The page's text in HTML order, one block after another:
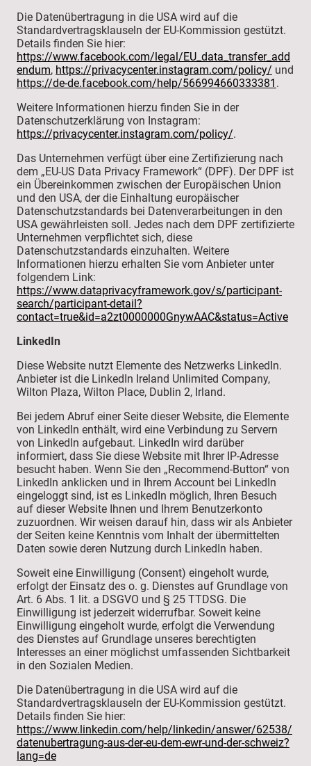
Die Datenübertragung in die USA wird auf die
Standardvertragsklauseln der EU-Kommission gestützt.
Details finden Sie hier:
https://www.facebook.com/legal/EU_data_transfer_add
endum, https://privacycenter.instagram.com/policy/ und
https://de-de.facebook.com/help/566994660333381 .
Weitere Informationen hierzu finden Sie in der
Datenschutzerklärung von Instagram:
https://privacycenter.instagram.com/policy/.
Das Unternehmen verfügt über eine Zertifizierung nach
dem „EU-US Data Privacy Framework“ (DPF). Der DPF ist
ein Übereinkommen zwischen der Europäischen Union
und den USA, der die Einhaltung europäischer
Datenschutzstandards bei Datenverarbeitungen in den
USA gewährleisten soll. Jedes nach dem DPF zertifizierte
Unternehmen verpflichtet sich, diese
Datenschutzstandards einzuhalten. Weitere
Informationen hierzu erhalten Sie vom Anbieter unter
folgendem Link:
https://www.dataprivacyframework.gov/s/participant-
search/participant-detail?
contact=true&id=a2zt0000000GnywAAC&status=Active
LinkedIn
Diese Website nutzt Elemente des Netzwerks LinkedIn.
Anbieter ist die LinkedIn Ireland Unlimited Company,
Wilton Plaza, Wilton Place, Dublin 2, Irland.
Bei jedem Abruf einer Seite dieser Website, die Elemente
von LinkedIn enthält, wird eine Verbindung zu Servern
von LinkedIn aufgebaut. LinkedIn wird darüber
informiert, dass Sie diese Website mit Ihrer IP-Adresse
besucht haben. Wenn Sie den „Recommend-Button“ von
LinkedIn anklicken und in Ihrem Account bei LinkedIn
eingeloggt sind, ist es LinkedIn möglich, Ihren Besuch
auf dieser Website Ihnen und Ihrem Benutzerkonto
zuzuordnen. Wir weisen darauf hin, dass wir als Anbieter
der Seiten keine Kenntnis vom Inhalt der übermittelten
Daten sowie deren Nutzung durch LinkedIn haben.
Soweit eine Einwilligung (Consent) eingeholt wurde,
erfolgt der Einsatz des o. g. Dienstes auf Grundlage von
Art. 6 Abs. 1 lit. a DSGVO und § 25 TTDSG. Die
Einwilligung ist jederzeit widerrufbar. Soweit keine
Einwilligung eingeholt wurde, erfolgt die Verwendung
des Dienstes auf Grundlage unseres berechtigten
Interesses an einer möglichst umfassenden Sichtbarkeit
in den Sozialen Medien.
Die Datenübertragung in die USA wird auf die
Standardvertragsklauseln der EU-Kommission gestützt.
Details finden Sie hier:
https://www.linkedin.com/help/linkedin/answer/62538/
datenubertragung-aus-der-eu-dem-ewr-und-der-schweiz?
lang=de